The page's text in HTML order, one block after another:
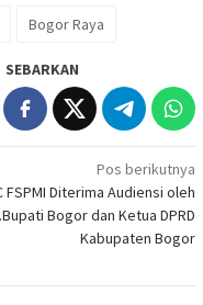
Bogor Raya
SEBARKAN
Pos berikutnya
FSPMI Diterima Audiensi oleh
Bogor dan Ketua DPRD
Kabupaten Bogor